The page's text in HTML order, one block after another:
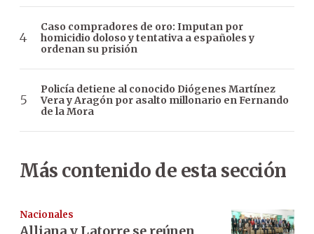
Caso compradores de oro: Imputan por
homicidio doloso y tentativa a españoles y
ordenan su prisión
Policía detiene al conocido Diógenes Martínez
Vera y Aragón por asalto millonario en Fernando
de la Mora
Más contenido de esta sección
Nacionales
Alliana y Latorre se reúnen